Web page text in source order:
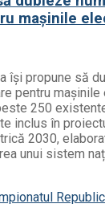
mașinile
își propune să
pentru mașinile
250
inclus în
2030,
unui sistem